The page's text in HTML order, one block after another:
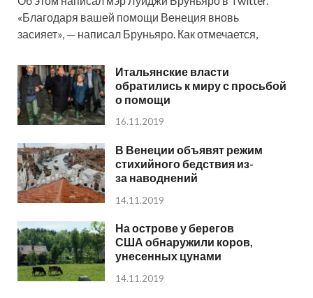
«Благодаря вашей помощи Венеция вновь
засияет», — написал Бруньяро. Как отмечается,
Итальянские власти
обратились к миру с просьбой
о помощи
16.11.2019
В Венеции объявят режим
стихийного бедствия из-
за наводнений
14.11.2019
На острове у берегов
США обнаружили коров,
унесенных цунами
14.11.2019